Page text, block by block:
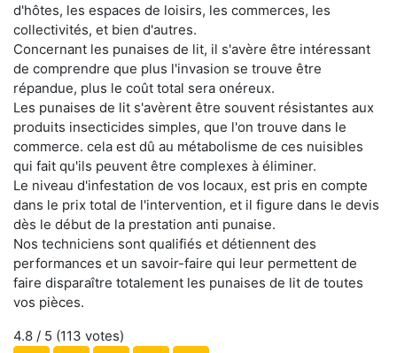
d'hôtes, les espaces de loisirs, les commerces, les
collectivités, et bien d'autres.
Concernant les punaises de lit, il s'avère être intéressant
de comprendre que plus l'invasion se trouve être
répandue, plus le coût total sera onéreux.
Les punaises de lit s'avèrent être souvent résistantes aux
produits insecticides simples, que l'on trouve dans le
commerce. cela est dû au métabolisme de ces nuisibles
qui fait qu'ils peuvent être complexes à éliminer.
Le niveau d'infestation de vos locaux, est pris en compte
dans le prix total de l'intervention, et il figure dans le devis
dès le début de la prestation anti punaise.
Nos techniciens sont qualifiés et détiennent des
performances et un savoir-faire qui leur permettent de
faire disparaître totalement les punaises de lit de toutes
vos pièces.
4.8 / 5 (113 votes)